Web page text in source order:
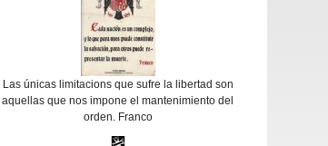
Las únicas limitacions que sufre la libertad son
aquellas que nos impone el mantenimiento del
orden. Franco